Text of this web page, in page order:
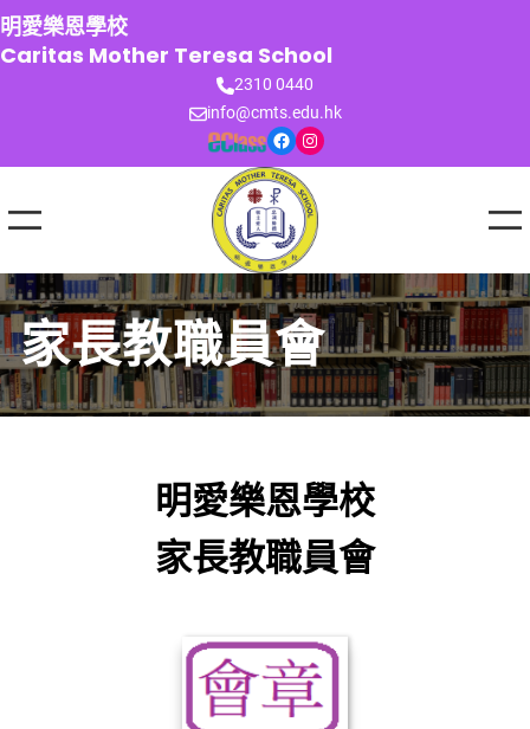
跳
至
主
明愛樂恩學校
Caritas Mother Teresa School
2310 0440
info@cmts.edu.hk
Facebook Instagram
家長教職員會
明愛樂恩學校
家長教職員會